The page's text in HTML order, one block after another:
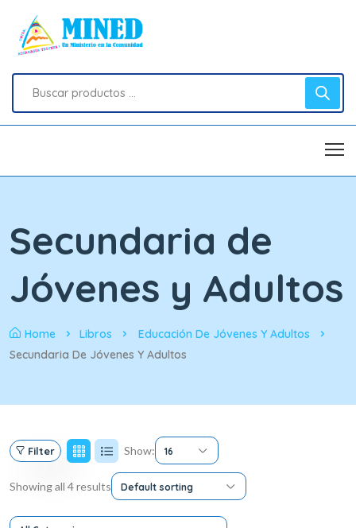
Secundaria de
Jóvenes y Adultos
Home Libros
Educación De Jóvenes Y Adultos
Secundaria De Jóvenes Y Adultos
Filter Show: 16
Showing all 4 results Default sorting